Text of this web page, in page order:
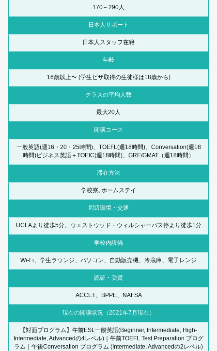
170～290人
日本人サポート
日本人スタッフ在籍
年齢
16歳以上〜 (学生ビザ取得の生徒様は18歳から)
クラスの平均人数
最大20人
開講コース
一般英語(週16・20・25時間)、TOEFL(週18時間)、Conversation(週18
時間)ビジネス英語＋TOEIC(週18時間)、GRE/GMAT（週18時間）
滞在方法
学校寮､ホームステイ
周辺環境・交通
UCLAより徒歩5分、ウエストウッド・ウィルシャーバス停より徒歩1分
学校内設備
Wi-Fi、学生ラウンジ、パソコン、自動販売機、冷蔵庫、電子レンジ
認証・受賞
ACCET、BPPE、NAFSA
現在の開講状況（2021年7月現在）
【対面プログラム】午前ESL一般英語(Beginner, Intermediate, High-
Intermediate, Advancedの4レベル)｜午前TOEFL Test Preparation プログ
ラム｜午後Conversation プログラム (Intermediate, Advancedの2レベル)